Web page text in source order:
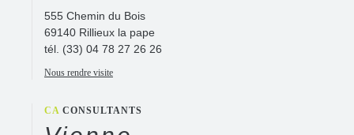
555 Chemin du Bois
69140 Rillieux la pape
tél. (33) 04 78 27 26 26
Nous rendre visite
CA CONSULTANTS